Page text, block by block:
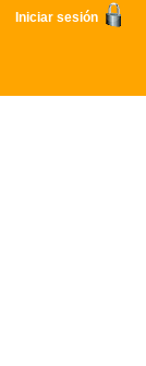
Iniciar sesión